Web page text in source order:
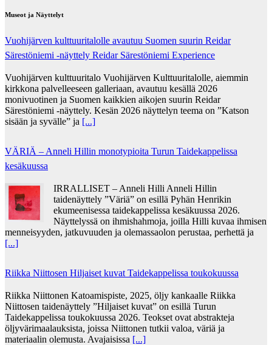
Museot ja Näyttelyt
Vuohijärven kulttuuritalolle avautuu Suomen suurin Reidar
Särestöniemi -näyttely Reidar Särestöniemi Experience
Vuohijärven kulttuuritalo Vuohijärven Kulttuuritalolle, aiemmin
kirkkona palvelleeseen galleriaan, avautuu kesällä 2026
monivuotinen ja Suomen kaikkien aikojen suurin Reidar
Särestöniemi -näyttely. Kesän 2026 näyttelyn teema on ”Katson
sisään ja syvälle” ja [...]
VÄRIÄ – Anneli Hillin monotypioita Turun Taidekappelissa
kesäkuussa
IRRALLISET – Anneli Hilli Anneli Hillin
taidenäyttely ”Väriä” on esillä Pyhän Henrikin
ekumeenisessa taidekappelissa kesäkuussa 2026.
Näyttelyssä on ihmishahmoja, joilla Hilli kuvaa ihmisen
menneisyyden, jatkuvuuden ja olemassaolon perustaa, perhettä ja
[...]
Riikka Niittosen Hiljaiset kuvat Taidekappelissa toukokuussa
Riikka Niittonen Katoamispiste, 2025, öljy kankaalle Riikka
Niittosen taidenäyttely ”Hiljaiset kuvat” on esillä Turun
Taidekappelissa toukokuussa 2026. Teokset ovat abstrakteja
öljyvärimaalauksista, joissa Niittonen tutkii valoa, väriä ja
materiaalin olemusta. Avajaisissa [...]